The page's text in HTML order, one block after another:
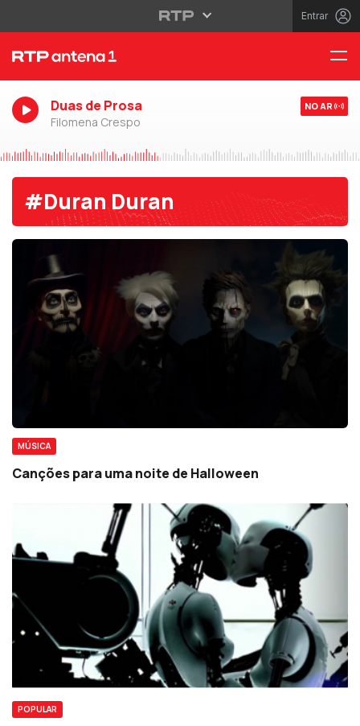
Entrar
Duas de Prosa
Filomena Crespo
NO AR
#Duran Duran
MÚSICA
Canções para uma noite de Halloween
POPULAR